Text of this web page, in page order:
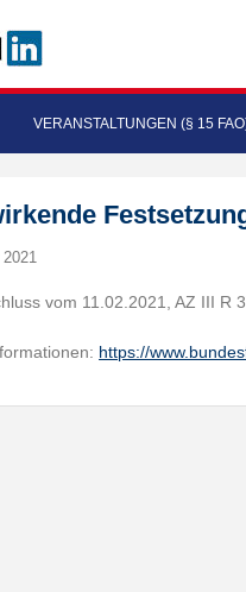
VERANSTALTUNGEN (§ 15
2021
vom 11.02.2021, AZ III R
https://